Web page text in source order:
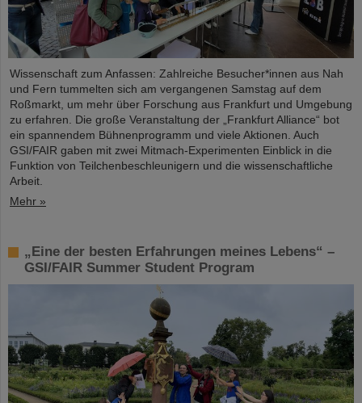
Wissenschaft zum Anfassen: Zahlreiche Besucher*innen aus Nah
und Fern tummelten sich am vergangenen Samstag auf dem
Roßmarkt, um mehr über Forschung aus Frankfurt und Umgebung
zu erfahren. Die große Veranstaltung der „Frankfurt Alliance“ bot
ein spannendem Bühnenprogramm und viele Aktionen. Auch
GSI/FAIR gaben mit zwei Mitmach-Experimenten Einblick in die
Funktion von Teilchenbeschleunigern und die wissenschaftliche
Arbeit.
Mehr »
„Eine der besten Erfahrungen meines Lebens“ –
GSI/FAIR Summer Student Program